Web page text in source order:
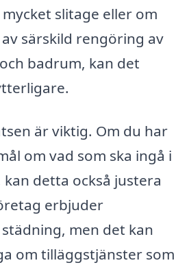
slitage eller om
särskild rengöring av
badrum, kan det
är viktig. Om du har
om vad som ska ingå i
detta också justera
erbjuder
men det kan
om tilläggstjänster som